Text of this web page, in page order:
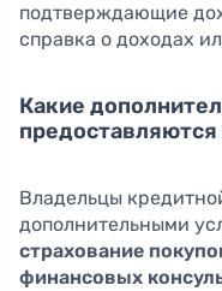
подтверждающие
справка о доходах
Какие
Владельцы
дополнительными
страхование
финансовых